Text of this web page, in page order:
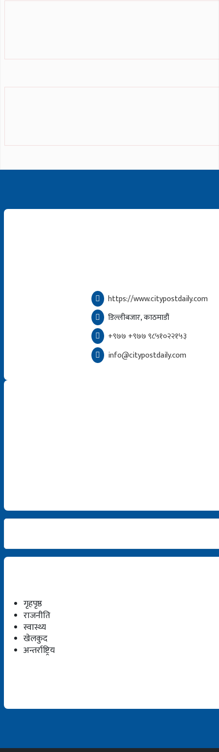
https://www.citypostdaily.com
डिल्लीबजार, काठमाडौं
+९७७ +९७७ ९८५१०२२१५३
info@citypostdaily.com
गृहपृष्ठ
राजनीति
स्वास्थ्य
खेलकुद
अन्तर्राष्ट्रिय